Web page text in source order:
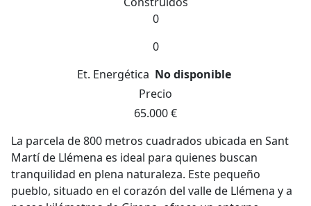
0
0
Et. Energética No disponible
Precio
65.000 €
La parcela de 800 metros cuadrados ubicada en Sant
Martí de Llémena es ideal para quienes buscan
tranquilidad en plena naturaleza. Este pequeño
pueblo, situado en el corazón del valle de Llémena y a